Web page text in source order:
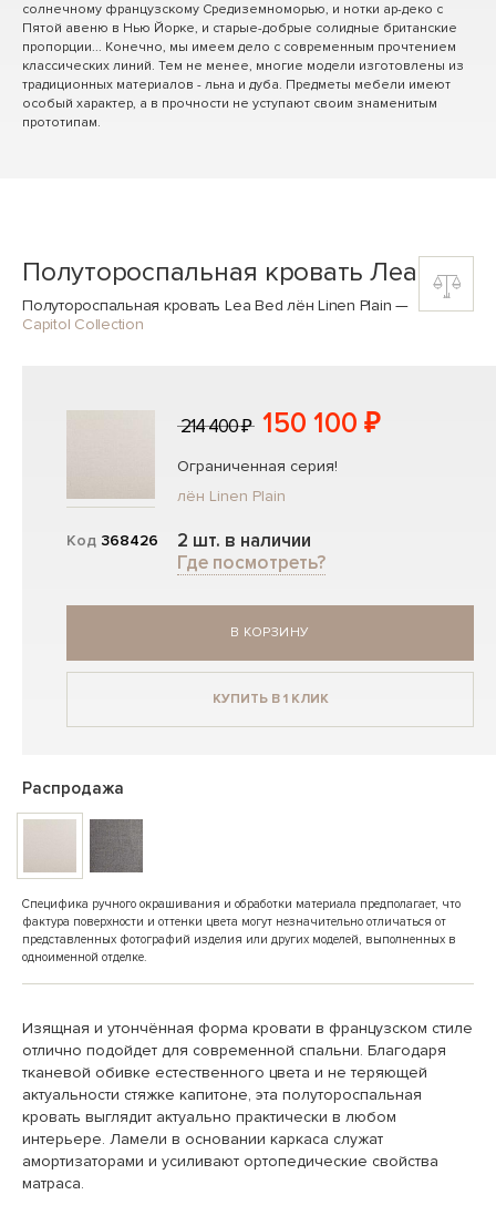
солнечному французскому Средиземноморью, и нотки ар-деко с
Пятой авеню в Нью Йорке, и старые-добрые солидные британские
пропорции... Конечно, мы имеем дело с современным прочтением
классических линий. Тем не менее, многие модели изготовлены из
традиционных материалов - льна и дуба. Предметы мебели имеют
особый характер, а в прочности не уступают своим знаменитым
прототипам.
Полутороспальная кровать Леа
Полутороспальная кровать Lea Bed лён Linen Plain —
Capitol Collection
Код 368426
214 400 ₽ 150 100 ₽
Ограниченная серия!
лён Linen Plain
2 шт. в наличии
Где посмотреть?
В КОРЗИНУ
КУПИТЬ В 1 КЛИК
Распродажа
Специфика ручного окрашивания и обработки материала предполагает, что
фактура поверхности и оттенки цвета могут незначительно отличаться от
представленных фотографий изделия или других моделей, выполненных в
одноименной отделке.
Изящная и утончённая форма кровати в французском стиле
отлично подойдет для современной спальни. Благодаря
тканевой обивке естественного цвета и не теряющей
актуальности стяжке капитоне, эта полутороспальная
кровать выглядит актуально практически в любом
интерьере. Ламели в основании каркаса служат
амортизаторами и усиливают ортопедические свойства
матраса.